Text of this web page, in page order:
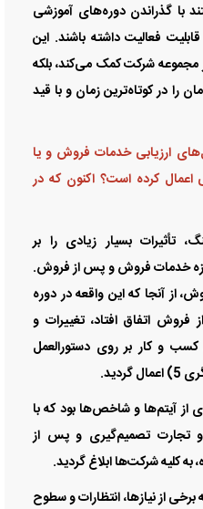
با گذراندن دوره‌های آموزشی
فعالیت داشته باشند. این
مجموعه شرکت کمک می‌کند، بلکه
در کوتاه‌ترین زمان و با قید
ارزیابی خدمات فروش و یا
کرده است؟ اکنون که در
تأثیرات بسیار زیادی را بر
خدمات فروش و پس از فروش.
از آنجا که این واقعه در دوره
اتفاق افتاد، تغییرات و
و کار بر روی دستورالعمل
از آیتم‌ها و شاخص‌ها بود که با
تجارت تصمیم‌گیری و پس از
به کلیه شرکت‌ها ابلاغ گردید.
از نیازها، انتظارات و سطوح